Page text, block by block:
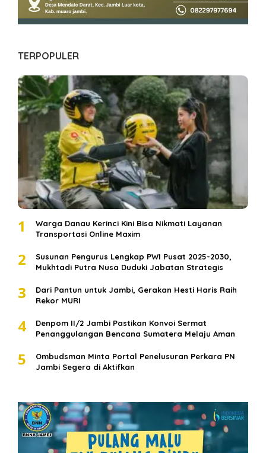
TERPOPULER
1
Warga Danau Kerinci Kini Bisa Nikmati Layanan
Transportasi Online Maxim
2
Susunan Pengurus Lengkap PWI Pusat 2025-2030,
Mukhtadi Putra Nusa Duduki Jabatan Strategis
3
Dari Pantun untuk Jambi, Gerakan Hesti Haris Raih
Rekor MURI
4
Denpom II/2 Jambi Pastikan Konvoi Sermat
Penanggulangan Bencana Sumatera Melaju Aman
5
Ombudsman Minta Portal Penelusuran Perkara PN
Jambi Segera di Aktifkan